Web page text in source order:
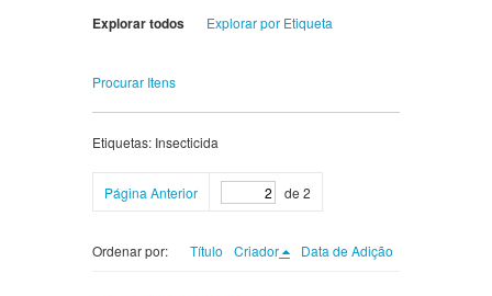
Explorar todos Explorar por Etiqueta
Procurar Itens
Etiquetas: Insecticida
Página Anterior de 2
Ordenar por: Título Criador Data de Adição